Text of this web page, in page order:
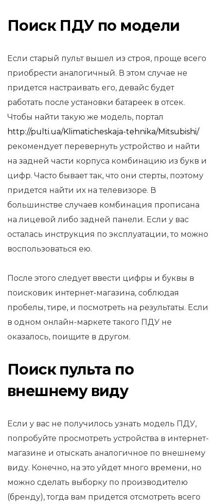
Поиск ПДУ по модели
Если старый пульт вышел из строя, проще всего
приобрести аналогичный. В этом случае не
придется настраивать его, девайс будет
работать после установки батареек в отсек.
Чтобы найти такую же модель, портал
http://pulti.ua/Klimaticheskaja-tehnika/Mitsubishi/
рекомендует перевернуть устройство и найти
на задней части корпуса комбинацию из букв и
цифр. Часто бывает так, что они стерты, поэтому
придется найти их на телевизоре. В
большинстве случаев комбинация прописана
на лицевой либо задней панели. Если у вас
осталась инструкция по эксплуатации, то можно
воспользоваться ею.
После этого следует ввести цифры и буквы в
поисковик интернет-магазина, соблюдая
пробелы, тире, и посмотреть на результаты. Если
в одном онлайн-маркете такого ПДУ не
оказалось, поищите в другом.
Поиск пульта по
внешнему виду
Если у вас не получилось узнать модель ПДУ,
попробуйте просмотреть устройства в интернет-
магазине и отыскать аналогичное по внешнему
виду. Конечно, на это уйдет много времени, но
можно сделать выборку по производителю
(бренду), тогда вам придется отсмотреть всего